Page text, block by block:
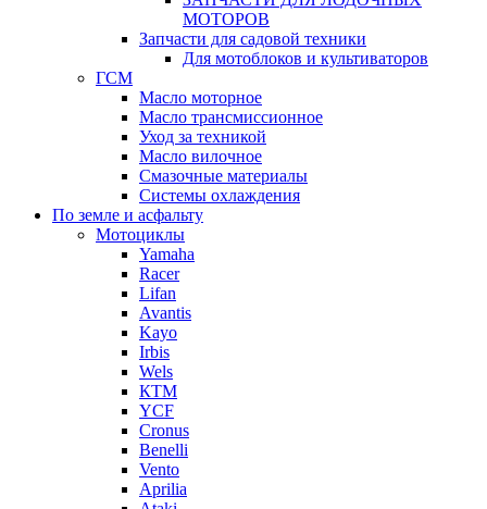
МОТОРОВ
Запчасти для садовой техники
Для мотоблоков и культиваторов
ГСМ
Масло моторное
Масло трансмиссионное
Уход за техникой
Масло вилочное
Смазочные материалы
Системы охлаждения
По земле и асфальту
Мотоциклы
Yamaha
Racer
Lifan
Avantis
Kayo
Irbis
Wels
КТМ
YCF
Cronus
Benelli
Vento
Aprilia